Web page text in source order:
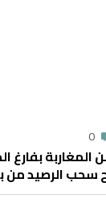
0
المغاربة بفارغ
سحب الرصيد من